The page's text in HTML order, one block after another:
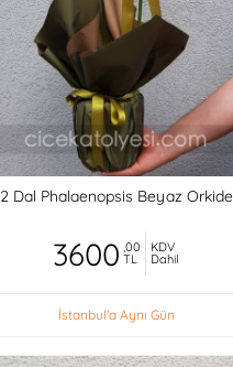
2 Dal Phalaenopsis Beyaz Orkide
3600 ,00
TL
KDV
Dahil
İstanbul'a Aynı Gün